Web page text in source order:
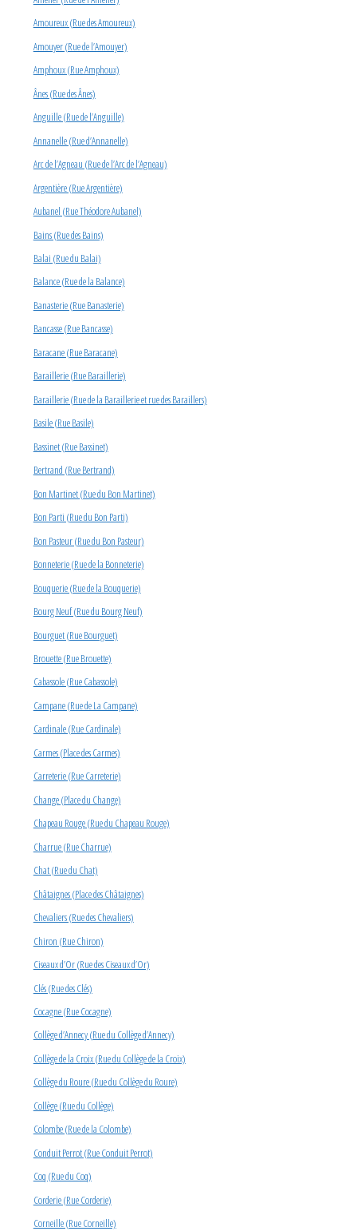
Amoureux (Rue des Amoureux)
Amouyer (Rue de l’Amouyer)
Amphoux (Rue Amphoux)
Ânes (Rue des Ânes)
Anguille (Rue de l’Anguille)
Annanelle (Rue d’Annanelle)
Arc de l’Agneau (Rue de l’Arc de l’Agneau)
Argentière (Rue Argentière)
Aubanel (Rue Théodore Aubanel)
Bains (Rue des Bains)
Balai (Rue du Balai)
Balance (Rue de la Balance)
Banasterie (Rue Banasterie)
Bancasse (Rue Bancasse)
Baracane (Rue Baracane)
Baraillerie (Rue Baraillerie)
Baraillerie (Rue de la Baraillerie et rue des Baraillers)
Basile (Rue Basile)
Bassinet (Rue Bassinet)
Bertrand (Rue Bertrand)
Bon Martinet (Rue du Bon Martinet)
Bon Parti (Rue du Bon Parti)
Bon Pasteur (Rue du Bon Pasteur)
Bonneterie (Rue de la Bonneterie)
Bouquerie (Rue de la Bouquerie)
Bourg Neuf (Rue du Bourg Neuf)
Bourguet (Rue Bourguet)
Brouette (Rue Brouette)
Cabassole (Rue Cabassole)
Campane (Rue de La Campane)
Cardinale (Rue Cardinale)
Carmes (Place des Carmes)
Carreterie (Rue Carreterie)
Change (Place du Change)
Chapeau Rouge (Rue du Chapeau Rouge)
Charrue (Rue Charrue)
Chat (Rue du Chat)
Châtaignes (Place des Châtaignes)
Chevaliers (Rue des Chevaliers)
Chiron (Rue Chiron)
Ciseaux d’Or (Rue des Ciseaux d’Or)
Clés (Rue des Clés)
Cocagne (Rue Cocagne)
Collège d’Annecy (Rue du Collège d’Annecy)
Collège de la Croix (Rue du Collège de la Croix)
Collège du Roure (Rue du Collège du Roure)
Collège (Rue du Collège)
Colombe (Rue de la Colombe)
Conduit Perrot (Rue Conduit Perrot)
Coq (Rue du Coq)
Corderie (Rue Corderie)
Corneille (Rue Corneille)